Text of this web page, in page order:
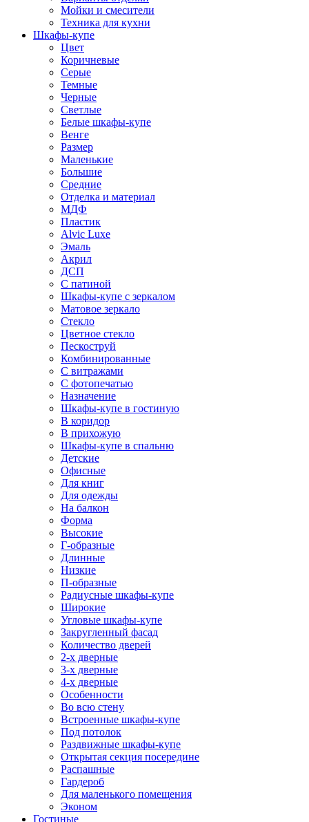
Мойки и смесители
Техника для кухни
Шкафы-купе
Цвет
Коричневые
Серые
Темные
Черные
Светлые
Белые шкафы-купе
Венге
Размер
Маленькие
Большие
Средние
Отделка и материал
МДФ
Пластик
Alvic Luxe
Эмаль
Акрил
ДСП
С патиной
Шкафы-купе с зеркалом
Матовое зеркало
Стекло
Цветное стекло
Пескоструй
Комбинированные
С витражами
С фотопечатью
Назначение
Шкафы-купе в гостиную
В коридор
В прихожую
Шкафы-купе в спальню
Детские
Офисные
Для книг
Для одежды
На балкон
Форма
Высокие
Г-образные
Длинные
Низкие
П-образные
Радиусные шкафы-купе
Широкие
Угловые шкафы-купе
Закругленный фасад
Количество дверей
2-х дверные
3-х дверные
4-х дверные
Особенности
Во всю стену
Встроенные шкафы-купе
Под потолок
Раздвижные шкафы-купе
Открытая секция посередине
Распашные
Гардероб
Для маленького помещения
Эконом
Гостиные